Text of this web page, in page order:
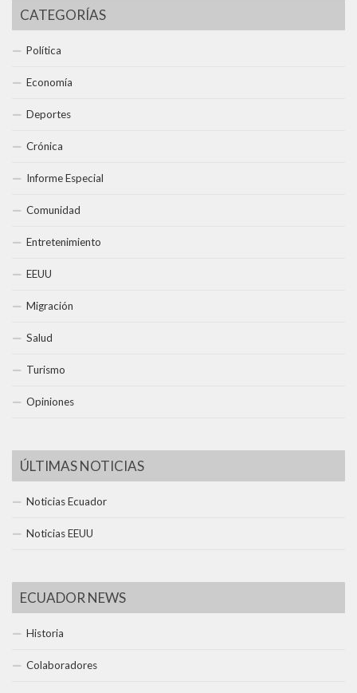
CATEGORÍAS
Política
Economía
Deportes
Crónica
Informe Especial
Comunidad
Entretenimiento
EEUU
Migración
Salud
Turismo
Opiniones
ÚLTIMAS NOTICIAS
Noticias Ecuador
Noticias EEUU
ECUADOR NEWS
Historia
Colaboradores